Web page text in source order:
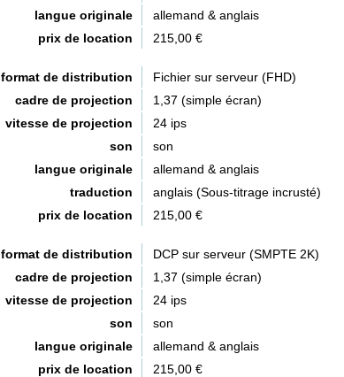
langue originale
allemand & anglais
prix de location
215,00 €
format de distribution
Fichier sur serveur (FHD)
cadre de projection
1,37 (simple écran)
vitesse de projection
24 ips
son
son
langue originale
allemand & anglais
traduction
anglais (Sous-titrage incrusté)
prix de location
215,00 €
format de distribution
DCP sur serveur (SMPTE 2K)
cadre de projection
1,37 (simple écran)
vitesse de projection
24 ips
son
son
langue originale
allemand & anglais
prix de location
215,00 €